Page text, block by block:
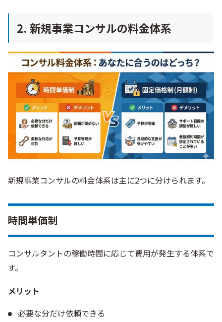
2. 新規事業コンサルの料金体系
新規事業コンサルの料金体系は主に2つに分けられます。
時間単価制
コンサルタントの稼働時間に応じて費用が発生する体系で
す。
メリット
必要な分だけ依頼できる